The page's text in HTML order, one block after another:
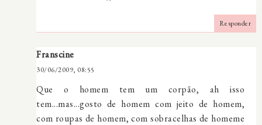
Responder
Franscine
30/06/2009, 08:55
Que o homem tem um corpão, ah isso
tem...mas...gosto de homem com jeito de homem,
com roupas de homem, com sobracelhas de homeme